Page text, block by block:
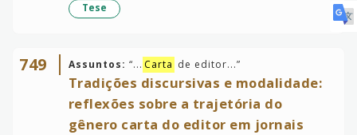
Tese
749 Assuntos: “... Carta de editor...”
Tradições discursivas e modalidade:
reflexões sobre a trajetória do
gênero carta do editor em jornais